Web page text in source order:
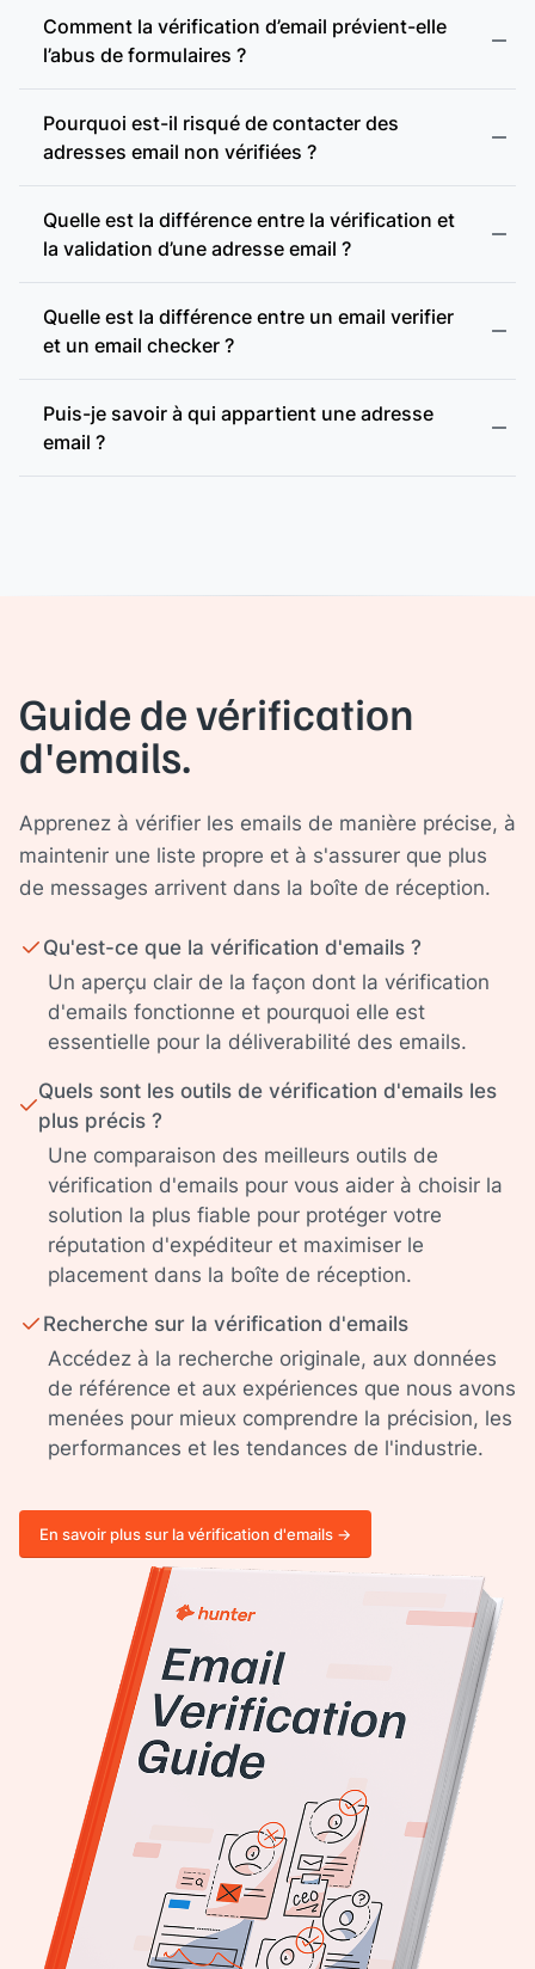
Présence d’un serveur SMTP :
Vérification SMTP :
Domaine accept-all :
accept-all (catch-all)
Vérification des domaines accept-all :
Comment la vérification d’email prévient-elle
l’abus de formulaires ?
Pourquoi est-il risqué de contacter des
adresses email non vérifiées ?
Quelle est la différence entre la vérification et
la validation d’une adresse email ?
Quelle est la différence entre un email verifier
et un email checker ?
Puis-je savoir à qui appartient une adresse
email ?
Guide de vérification
d'emails.
Apprenez à vérifier les emails de manière précise, à
maintenir une liste propre et à s'assurer que plus
de messages arrivent dans la boîte de réception.
Qu'est-ce que la vérification d'emails ?
Un aperçu clair de la façon dont la vérification
d'emails fonctionne et pourquoi elle est
essentielle pour la déliverabilité des emails.
Quels sont les outils de vérification d'emails les
plus précis ?
Une comparaison des meilleurs outils de
vérification d'emails pour vous aider à choisir la
solution la plus fiable pour protéger votre
réputation d'expéditeur et maximiser le
placement dans la boîte de réception.
Recherche sur la vérification d'emails
Accédez à la recherche originale, aux données
de référence et aux expériences que nous avons
menées pour mieux comprendre la précision, les
performances et les tendances de l'industrie.
En savoir plus sur la vérification d'emails ->